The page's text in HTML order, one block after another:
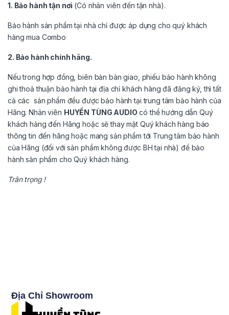
1. Bảo hành tận nơi (Có nhân viên đến tận nhà).
Bảo hành sản phẩm tại nhà chỉ được áp dụng cho quý khách
hàng mua Combo
2. Bảo hành chính hãng.
Nếu trong hợp đồng, biên bản bàn giao, phiếu bảo hành không
ghi thoả thuận bảo hành tại địa chỉ khách hàng đã đăng ký, thì tất
cả các sản phẩm đều được bảo hành tại trung tâm bảo hành của
Hãng. Nhân viên HUYỀN TÙNG AUDIO có thể hướng dẫn Quý
khách hàng đến Hãng hoặc sẽ thay mặt Quý khách hàng báo
thông tin đến hãng hoặc mang sản phẩm tới Trung tâm bảo hành
của Hãng (đối với sản phẩm không được BH tại nhà) để bảo
hành sản phẩm cho Quý khách hàng.
Trân trọng !
Địa Chỉ Showroom